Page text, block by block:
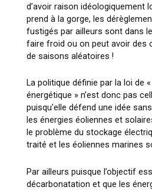
d’avoir raison idéologiquement
prend à la gorge, les
fustigés par ailleurs sont dans
faire froid ou on peut avoir des
de saisons aléatoires !
La politique définie par la loi de
énergétique » n’est donc pas
puisqu’elle défend une idée
les énergies éoliennes et
le problème du stockage
traité et les éoliennes marines
Par ailleurs puisque l’objectif
décarbonatation et que les